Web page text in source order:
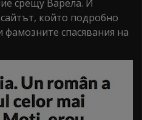
срещу Варела. И
който подробно
фамозните спасявания на